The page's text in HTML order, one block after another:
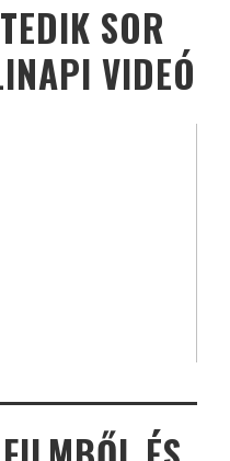
SOR
VIDEÓ